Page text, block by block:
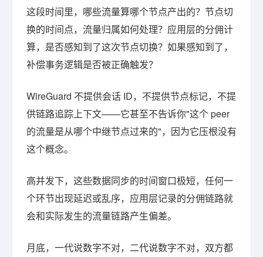
这段时间里，哪些流量算哪个节点产出的？节点切
换的时间点，流量归属如何处理？应用层的分佣计
算，是否感知到了这次节点切换？如果感知到了，
补偿事务逻辑是否被正确触发？
WireGuard 不提供会话 ID，不提供节点标记，不提
供链路追踪上下文——它甚至不告诉你"这个 peer
的流量是从哪个中继节点过来的"，因为它压根没有
这个概念。
高并发下，这些数据同步的时间窗口极短，任何一
个环节出现延迟或乱序，应用层记录的分佣链路就
会和实际发生的流量链路产生偏差。
月底，一代说数字不对，二代说数字不对，双方都